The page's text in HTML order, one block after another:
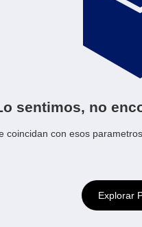
sentimos, no
coincidan con esos
Explorar